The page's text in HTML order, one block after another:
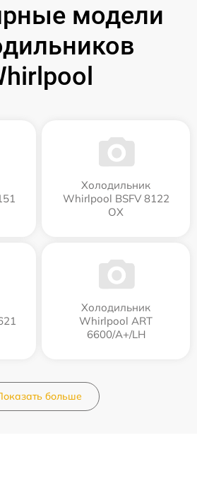
модели
Холодильник
Whirlpool BSFV 8122
OX
Холодильник
Whirlpool ART
6600/A+/LH
больше